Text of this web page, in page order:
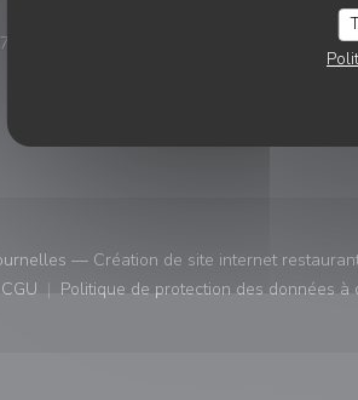
Paris
— Création de site internet
nouvelle fenêtre))
CGU
((ouvre une nouvelle fenêtre))
Politique de protection des données
((ouvre